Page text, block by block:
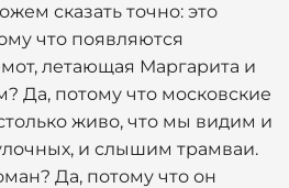
сказать точно: это
что появляются
летающая Маргарита и
Да, потому что московские
живо, что мы видим и
и слышим трамваи.
Да, потому что он